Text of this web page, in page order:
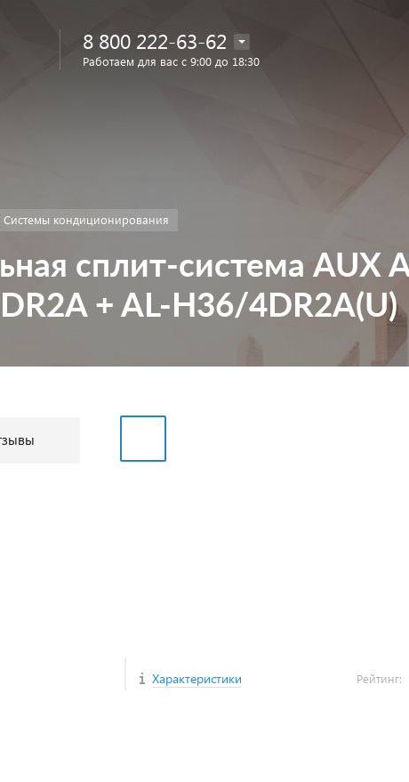
8 800 222-63-62
Работаем для вас с 9:00 до 18:30
Системы кондиционирования
сплит-система AUX
+ AL-H36/4DR2A(U)
Характеристики Рейтинг: